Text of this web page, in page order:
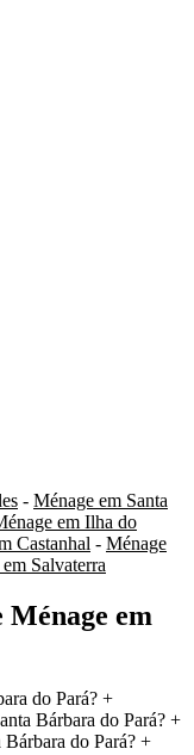
- Ménage em Santa
em Ilha do
Castanhal - Ménage
Salvaterra
Ménage em
do Pará? +
Bárbara do Pará? +
do Pará? +